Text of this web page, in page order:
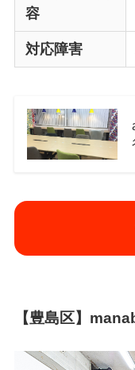
容
対応障害
【豊島区】